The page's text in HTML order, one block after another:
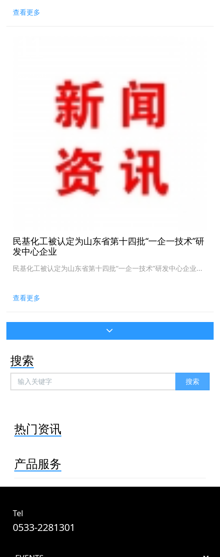
查看更多
民基化工被认定为山东省第十四批“一企一技术”研
发中心企业
民基化工被认定为山东省第十四批“一企一技术”研发中心企业...
查看更多
搜索
搜索
热门资讯
产品服务
Tel
0533-2281301